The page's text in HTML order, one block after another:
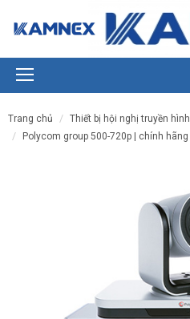
trang chủ thiết bị hội nghị truyền hình
polycom group 500-720p | chính hãng